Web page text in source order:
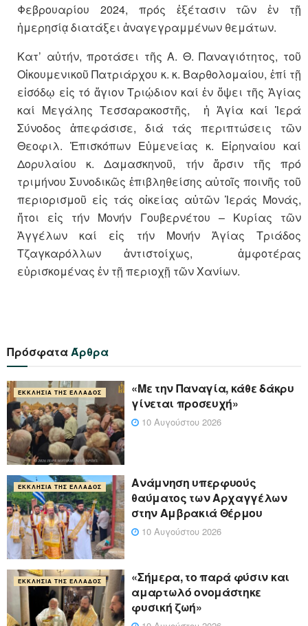
Φεβρουαρίου 2024, πρός ἐξέτασιν τῶν ἐν τῇ
ἡμερησίᾳ διατάξει ἀναγεγραμμένων θεμάτων.
Κατ’ αὐτήν, προτάσει τῆς Α. Θ. Παναγιότητος, τοῦ
Οἰκουμενικοῦ Πατριάρχου κ. κ. Βαρθολομαίου, ἐπί τῇ
εἰσόδῳ εἰς τό ἅγιον Τριῴδιον καί ἐν ὅψει τῆς Ἁγίας
καί Μεγάλης Τεσσαρακοστῆς, ἡ Ἁγία καί Ἱερά
Σύνοδος ἀπεφάσισε, διά τάς περιπτώσεις τῶν
Θεοφιλ. Ἐπισκόπων Εὐμενείας κ. Εἰρηναίου καί
Δορυλαίου κ. Δαμασκηνοῦ, τήν ἄρσιν τῆς πρό
τριμήνου Συνοδικῶς ἐπιβληθείσης αὐτοῖς ποινῆς τοῦ
περιορισμοῦ εἰς τάς οἰκείας αὐτῶν Ἱεράς Μονάς,
ἤτοι εἰς τήν Μονήν Γουβερνέτου – Κυρίας τῶν
Ἀγγέλων καί εἰς τήν Μονήν Ἁγίας Τριάδος
Τζαγκαρόλλων ἀντιστοίχως, ἀμφοτέρας
εὑρισκομένας ἐν τῇ περιοχῇ τῶν Χανίων.
Πρόσφατα Άρθρα
ΕΚΚΛΗΣΊΑ ΤΗΣ ΕΛΛΆΔΟΣ
«Με την Παναγία, κάθε δάκρυ
γίνεται προσευχή»
10 Αυγούστου 2026
ΕΚΚΛΗΣΊΑ ΤΗΣ ΕΛΛΆΔΟΣ
Ανάμνηση υπερφυούς
θαύματος των Αρχαγγέλων
στην Αμβρακιά Θέρμου
10 Αυγούστου 2026
ΕΚΚΛΗΣΊΑ ΤΗΣ ΕΛΛΆΔΟΣ
«Σήμερα, το παρά φύσιν και
αμαρτωλό ονομάστηκε
φυσική ζωή»